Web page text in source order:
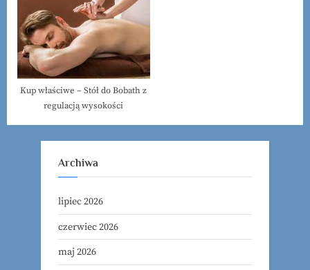
s
t
:
t
:
Kup właściwe – Stół do Bobath z
regulacją wysokości
Archiwa
lipiec 2026
czerwiec 2026
maj 2026